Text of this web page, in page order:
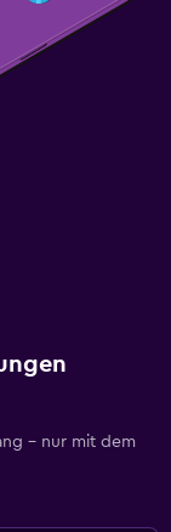
– nur mit dem